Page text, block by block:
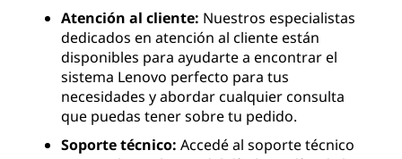
Atención al cliente: Nuestros especialistas
dedicados en atención al cliente están
disponibles para ayudarte a encontrar el
sistema Lenovo perfecto para tus
necesidades y abordar cualquier consulta
que puedas tener sobre tu pedido.
Soporte técnico: Accedé al soporte técnico